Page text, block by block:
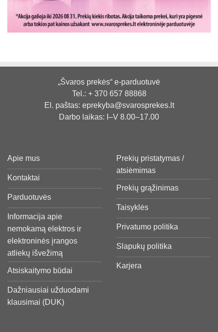
„Švaros prekės“ e-parduotuvė
Tel.: + 370 657 88868
El. paštas: eprekyba@svarosprekes.lt
Darbo laikas: I–V 8.00–17.00
Apie mus
Kontaktai
Parduotuvės
Informacija apie
nemokamą elektros ir
elektroninės įrangos
atliekų išvežimą
Atsiskaitymo būdai
Dažniausiai užduodami
klausimai (DUK)
Prekių pristatymas /
atsiėmimas
Prekių grąžinimas
Taisyklės
Privatumo politika
Slapukų politika
Karjera